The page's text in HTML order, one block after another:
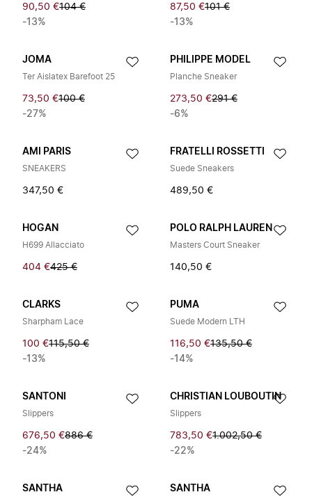
90,50 €104 €
-13%
87,50 €101 €
-13%
JOMA
Ter Aislatex Barefoot 25
73,50 €100 €
-27%
PHILIPPE MODEL
Planche Sneaker
273,50 €291 €
-6%
AMI PARIS
SNEAKERS
347,50 €
FRATELLI ROSSETTI
Suede Sneakers
489,50 €
HOGAN
H699 Allacciato
404 €425 €
POLO RALPH LAUREN
Masters Court Sneaker
140,50 €
CLARKS
Sharpham Lace
100 €115,50 €
-13%
PUMA
Suede Modern LTH
116,50 €135,50 €
-14%
SANTONI
Slippers
676,50 €886 €
-24%
CHRISTIAN LOUBOUTIN
Slippers
783,50 €1.002,50 €
-22%
SANTHA SANTHA